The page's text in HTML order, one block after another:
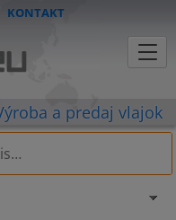
KONTAKT